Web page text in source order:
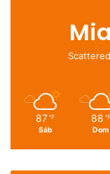
87 ℉
Sáb
88 ℉
Dom